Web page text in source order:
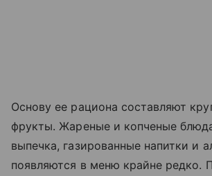
Основу ее рациона составляют
фрукты. Жареные и копченые
выпечка, газированные напитки и
появляются в меню крайне редко.